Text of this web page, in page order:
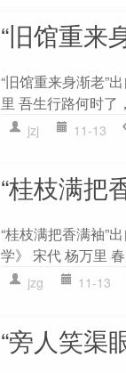
“旧馆重来
“旧馆重来身渐老”
里 吾生行路何时了
jzj 11-13
“桂枝满把
“桂枝满把香满袖”
学》 宋代 杨万里
jzg 11-13
“旁人笑渠